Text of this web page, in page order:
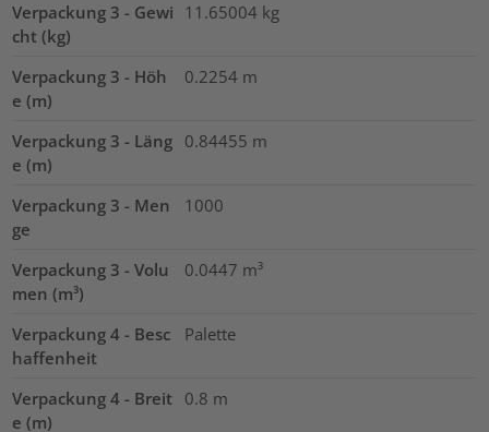
Verpackung 3 - Gewi
cht (kg)
11.65004 kg
Verpackung 3 - Höh
e (m)
0.2254 m
Verpackung 3 - Läng
e (m)
0.84455 m
Verpackung 3 - Men
ge
1000
Verpackung 3 - Volu
men (m³)
0.0447 m³
Verpackung 4 - Besc
haffenheit
Palette
Verpackung 4 - Breit
e (m)
0.8 m